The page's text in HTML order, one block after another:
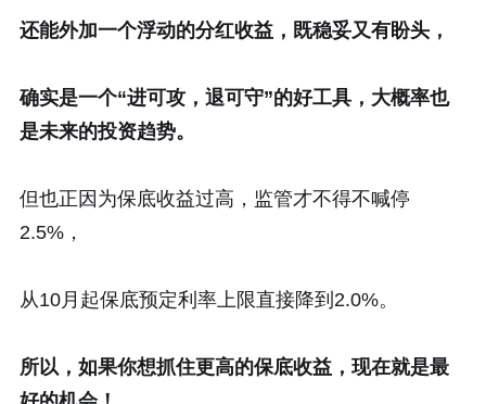
还能外加一个浮动的分红收益，既稳妥又有盼头，
确实是一个“进可攻，退可守”的好工具，大概率也
是未来的投资趋势。
但也正因为保底收益过高，监管才不得不喊停
2.5%，
从10月起保底预定利率上限直接降到2.0%。
所以，如果你想抓住更高的保底收益，现在就是最